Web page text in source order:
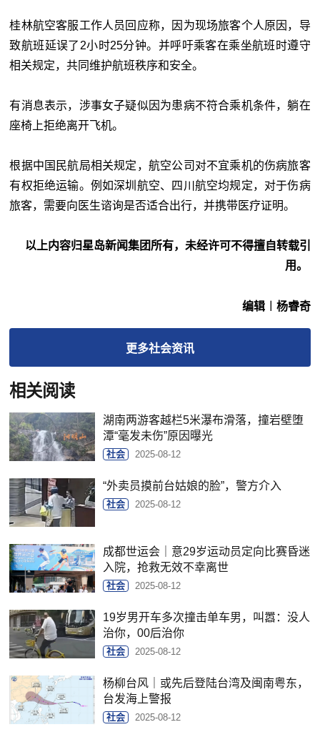
桂林航空客服工作人员回应称，因为现场旅客个人原因，导
致航班延误了2小时25分钟。并呼吁乘客在乘坐航班时遵守
相关规定，共同维护航班秩序和安全。
有消息表示，涉事女子疑似因为患病不符合乘机条件，躺在
座椅上拒绝离开飞机。
根据中国民航局相关规定，航空公司对不宜乘机的伤病旅客
有权拒绝运输。例如深圳航空、四川航空均规定，对于伤病
旅客，需要向医生谘询是否适合出行，并携带医疗证明。
以上内容归星岛新闻集团所有，未经许可不得擅自转载引
用。
编辑︱杨睿奇
更多社会资讯
相关阅读
湖南两游客越栏5米瀑布滑落，撞岩壁堕
潭“毫发未伤”原因曝光
社会 2025-08-12
“外卖员摸前台姑娘的脸”，警方介入
社会 2025-08-12
成都世运会｜意29岁运动员定向比赛昏迷
入院，抢救无效不幸离世
社会 2025-08-12
19岁男开车多次撞击单车男，叫嚣：没人
治你，00后治你
社会 2025-08-12
杨柳台风｜或先后登陆台湾及闽南粤东，
台发海上警报
社会 2025-08-12